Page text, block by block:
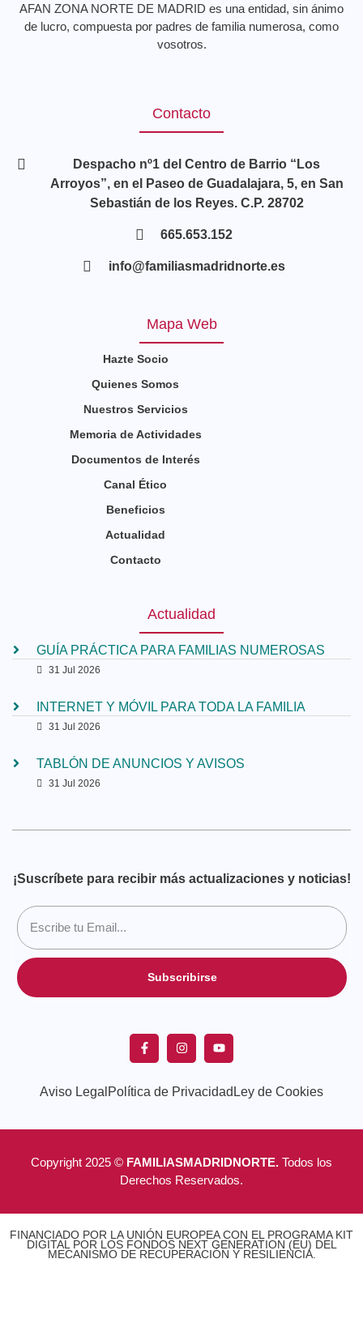
AFAN ZONA NORTE DE MADRID es una entidad, sin ánimo
de lucro, compuesta por padres de familia numerosa, como
vosotros.
Contacto
Despacho nº1 del Centro de Barrio “Los
Arroyos”, en el Paseo de Guadalajara, 5, en San
Sebastián de los Reyes. C.P. 28702
665.653.152
info@familiasmadridnorte.es
Mapa Web
Hazte Socio
Quienes Somos
Nuestros Servicios
Memoria de Actividades
Documentos de Interés
Canal Ético
Beneficios
Actualidad
Contacto
Actualidad
GUÍA PRÁCTICA PARA FAMILIAS NUMEROSAS
31 Jul 2026
INTERNET Y MÓVIL PARA TODA LA FAMILIA
31 Jul 2026
TABLÓN DE ANUNCIOS Y AVISOS
31 Jul 2026
¡Suscríbete para recibir más actualizaciones y noticias!
Subscribirse
Aviso Legal Política de Privacidad Ley de Cookies
Copyright 2025 © FAMILIASMADRIDNORTE. Todos los
Derechos Reservados.
FINANCIADO POR LA UNIÓN EUROPEA CON EL PROGRAMA KIT
DIGITAL POR LOS FONDOS NEXT GENERATION (EU) DEL
MECANISMO DE RECUPERACIÓN Y RESILIENCIA.